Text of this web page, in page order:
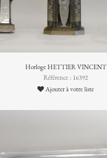
Horloge HETTIER VINCENT
Référence : 16392
Ajouter à votre liste